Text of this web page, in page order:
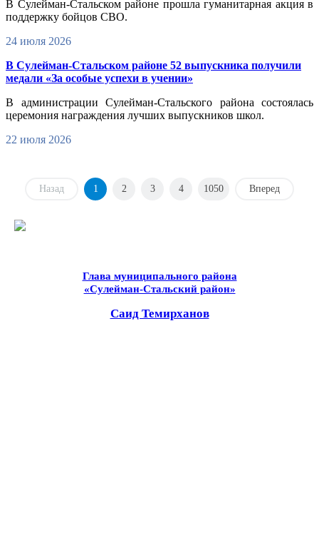
В Сулейман-Стальском районе прошла гуманитарная акция в
поддержку бойцов СВО.
24 июля 2026
В Сулейман-Стальском районе 52 выпускника получили
медали «За особые успехи в учении»
В администрации Сулейман-Стальского района состоялась
церемония награждения лучших выпускников школ.
22 июля 2026
Назад 1 2 3 4 1050 Вперед
Глава муниципального района
«Сулейман-Стальский район»
Саид Темирханов